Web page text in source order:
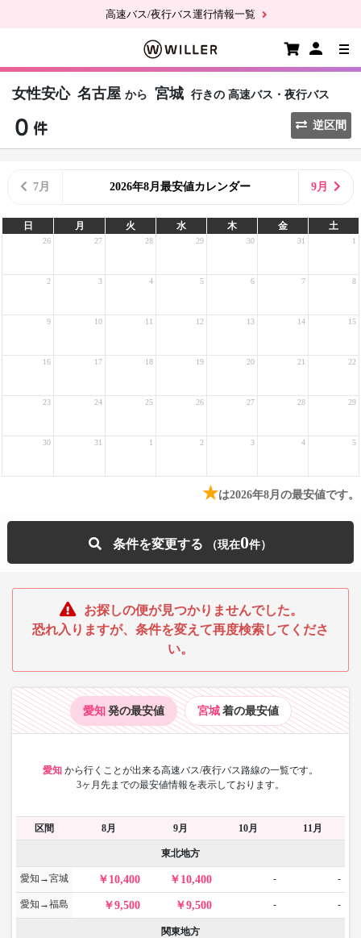
高速バス/夜行バス運行情報一覧
女性安心 名古屋 から 宮城 行きの 高速バス・夜行バス
逆区間
7月 2026年8月最安値カレンダー 9月
日 月 火 水 木 金 土
26 27 28 29 30 31 1
2 3 4 5 6 7 8
9 10 11 12 13 14 15
16 17 18 19 20 21 22
23 24 25 26 27 28 29
30 31 1 2 3 4 5
★は2026年8月の最安値です。
条件を変更する 0
お探しの便が見つかりませんでした。
恐れ入りますが、条件を変えて再度検索してくださ
い。
愛知 発の最安値 宮城 着の最安値
愛知 から行くことが出来る高速バス/夜行バス路線の一覧です。
3ヶ月先までの最安値情報を表示しております。
区間 8月 9月 10月 11月
東北地方
愛知→宮城 10,400 10,400 - -
愛知→福島 9,500 9,500 - -
関東地方